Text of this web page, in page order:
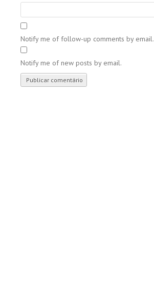
Notify me of follow-up comments by email.
Notify me of new posts by email.